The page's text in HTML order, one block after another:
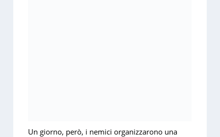
Un giorno, però, i nemici organizzarono una